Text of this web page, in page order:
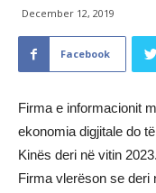
December 12, 2019
Facebook
Firma e informacionit
ekonomia digjitale do
Kinës deri në vitin 2023.
Firma vlerëson se deri